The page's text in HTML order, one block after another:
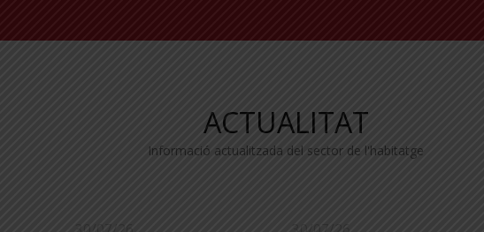
ACTUALITAT
Informació actualitzada del sector de l'habitatge